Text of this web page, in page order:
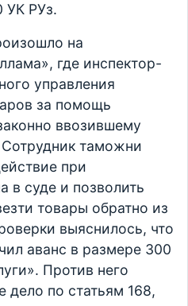
УК РУз.
на
где инспектор-
управления
за помощь
ввозившему
таможни
при
в суде и позволить
товары обратно из
выяснилось, что
аванс в размере 300
Против него
дело по статьям 168,